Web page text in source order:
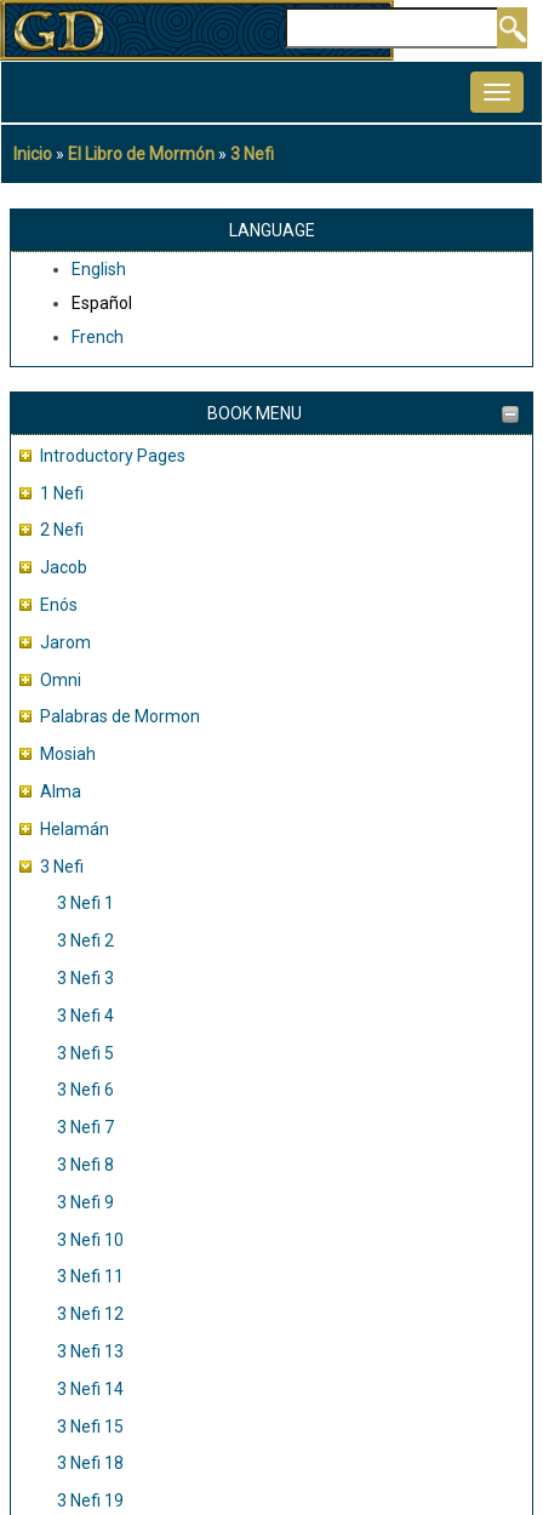
Pasar
al
principal
Sobrescribir
enlaces
ayuda
navegación
Inicio El Libro de Mormón 3 Nefi
LANGUAGE
English
Español
French
BOOK MENU
Introductory Pages
1 Nefi
2 Nefi
Jacob
Enós
Jarom
Omni
Palabras de Mormon
Mosiah
Alma
Helamán
3 Nefi
3 Nefi 1
3 Nefi 2
3 Nefi 3
3 Nefi 4
3 Nefi 5
3 Nefi 6
3 Nefi 7
3 Nefi 8
3 Nefi 9
3 Nefi 10
3 Nefi 11
3 Nefi 12
3 Nefi 13
3 Nefi 14
3 Nefi 15
3 Nefi 18
3 Nefi 19